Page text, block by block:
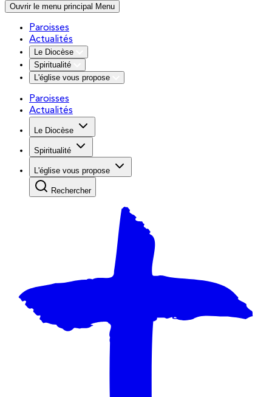
Ouvrir le menu principal Menu
Paroisses
Actualités
Le Diocèse
Spiritualité
L'église vous propose
Paroisses
Actualités
Le Diocèse
Spiritualité
L'église vous propose
Rechercher